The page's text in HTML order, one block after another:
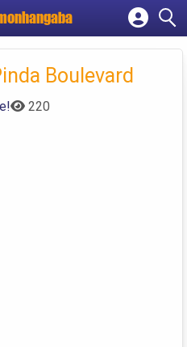
empresa
contaBoulevard
220